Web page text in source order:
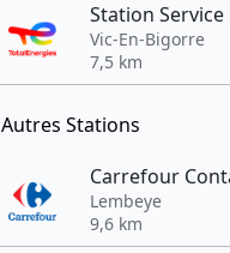
Station Service
Vic-En-Bigorre
7,5 km
Autres Stations
Carrefour
Lembeye
9,6 km